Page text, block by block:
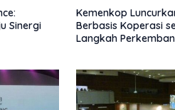
Sinergi
Kemenkop
Berbasis Koperasi
Langkah